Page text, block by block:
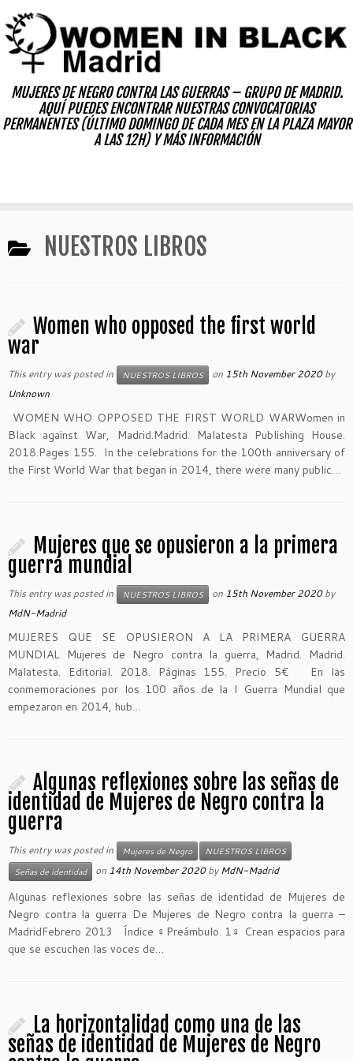
to
content
MUJERES DE NEGRO CONTRA LAS GUERRAS – GRUPO DE MADRID.
AQUÍ PUEDES ENCONTRAR NUESTRAS CONVOCATORIAS
PERMANENTES (ÚLTIMO DOMINGO DE CADA MES EN LA PLAZA MAYOR
A LAS 12H) Y MÁS INFORMACIÓN
NUESTROS LIBROS
Women who opposed the first world
war
This entry was posted in NUESTROS LIBROS on 15th November 2020 by
Unknown
WOMEN WHO OPPOSED THE FIRST WORLD WARWomen in
Black against War, Madrid.Madrid. Malatesta Publishing House.
2018.Pages 155. In the celebrations for the 100th anniversary of
the First World War that began in 2014, there were many public…
Mujeres que se opusieron a la primera
guerra mundial
This entry was posted in NUESTROS LIBROS on 15th November 2020 by
MdN-Madrid
MUJERES QUE SE OPUSIERON A LA PRIMERA GUERRA
MUNDIAL Mujeres de Negro contra la guerra, Madrid. Madrid.
Malatesta. Editorial. 2018. Páginas 155. Precio 5€ En las
conmemoraciones por los 100 años de la I Guerra Mundial que
empezaron en 2014, hub…
Algunas reflexiones sobre las señas de
identidad de Mujeres de Negro contra la
guerra
This entry was posted in Mujeres de Negro
NUESTROS LIBROS
Señas de identidad
on 14th November 2020 byMdN-Madrid
Algunas reflexiones sobre las señas de identidad de Mujeres de
Negro contra la guerra De Mujeres de Negro contra la guerra –
MadridFebrero 2013 Índice ♀Preámbulo. 1♀ Crean espacios para
que se escuchen las voces de…
La horizontalidad como una de las
señas de identidad de Mujeres de Negro